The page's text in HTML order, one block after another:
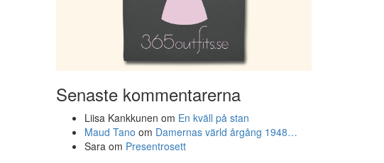
Senaste kommentarerna
Liisa Kankkunen om En kväll på stan
Maud Tano om Damernas värld årgång 1948…
Sara om Presentrosett